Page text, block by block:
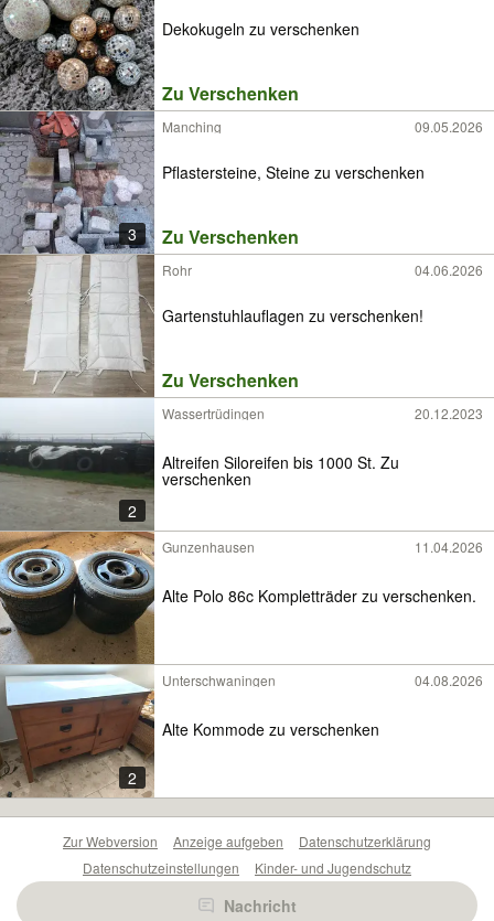
Dekokugeln zu verschenken
Zu Verschenken
3
Manching 09.05.2026
Pflastersteine, Steine zu verschenken
Zu Verschenken
Rohr 04.06.2026
Gartenstuhlauflagen zu verschenken!
Zu Verschenken
2
Wassertrüdingen 20.12.2023
Altreifen Siloreifen bis 1000 St. Zu
verschenken
Gunzenhausen 11.04.2026
Alte Polo 86c Kompletträder zu verschenken.
2
Unterschwaningen 04.08.2026
Alte Kommode zu verschenken
Nachricht
Zur Webversion Anzeige aufgeben
Datenschutzerklärung
Datenschutzeinstellungen
Kinder- und Jugendschutz
Barrierefreiheitserklärung